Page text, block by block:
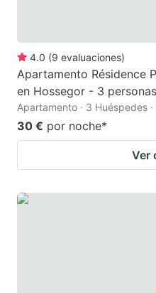
4.0 (9 evaluaciones)
Apartamento Résidence
en Hossegor - 3
Apartamento · 3 Huéspedes
30 € por noche*
Ver